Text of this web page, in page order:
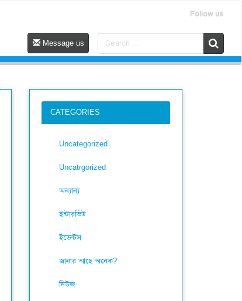
Follow us
Message us
CATEGORIES
Uncategorized
Uncatrgorized
অন্যান্য
ইন্টারভিউ
ইভেন্টস
জানার আছে অনেক?
নিউজ